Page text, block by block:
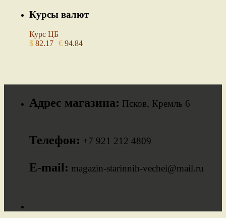
Курсы валют
Курс ЦБ
$ 82.17 € 94.84
Адрес магазина: Псков, Кремль 6
Телефон: +7 921 212 4809
E-mail: magazin-starinnih-vechei@mail.ru